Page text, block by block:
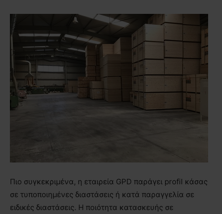
Πιο συγκεκριμένα, η εταιρεία GPD παράγει profil κάσας
σε τυποποιημένες διαστάσεις ή κατά παραγγελία σε
ειδικές διαστάσεις. Η ποιότητα κατασκευής σε